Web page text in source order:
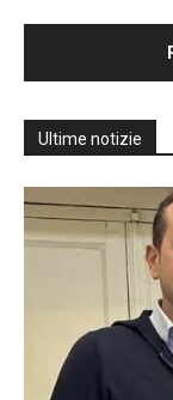
Ultime notizie